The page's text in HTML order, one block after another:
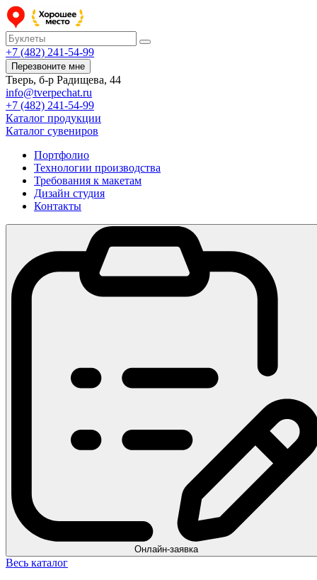
+7 (482) 241-54-99
Перезвоните мне
Тверь, б-р Радищева, 44
info@tverpechat.ru
+7 (482) 241-54-99
Каталог продукции
Каталог сувениров
Портфолио
Технологии производства
Требования к макетам
Дизайн студия
Контакты
Онлайн-заявка
Весь каталог